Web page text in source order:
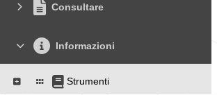
Consultare
Informazioni
Strumenti